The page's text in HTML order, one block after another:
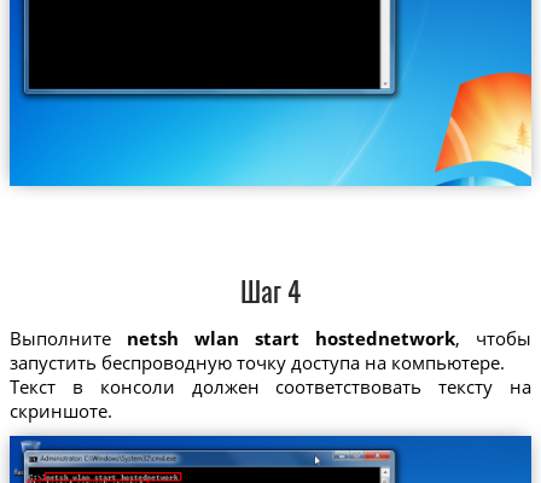
Шаг 4
Выполните netsh wlan start hostednetwork, чтобы
запустить беспроводную точку доступа на компьютере.
Текст в консоли должен соответствовать тексту на
скриншоте.